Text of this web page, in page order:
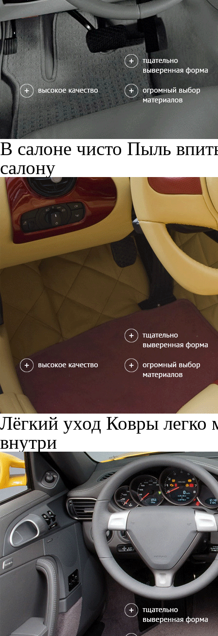
В салоне чисто Пыль
салону
Лёгкий уход Ковры легко
внутри